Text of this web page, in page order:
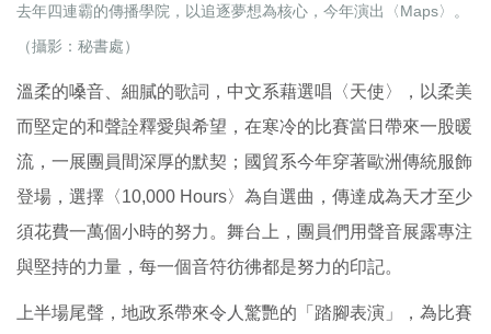
去年四連霸的傳播學院，以追逐夢想為核心，今年演出〈Maps〉。
（攝影：秘書處）
溫柔的嗓音、細膩的歌詞，中文系藉選唱〈天使〉，以柔美
而堅定的和聲詮釋愛與希望，在寒冷的比賽當日帶來一股暖
流，一展團員間深厚的默契；國貿系今年穿著歐洲傳統服飾
登場，選擇〈10,000 Hours〉為自選曲，傳達成為天才至少
須花費一萬個小時的努力。舞台上，團員們用聲音展露專注
與堅持的力量，每一個音符彷彿都是努力的印記。
上半場尾聲，地政系帶來令人驚艷的「踏腳表演」，為比賽